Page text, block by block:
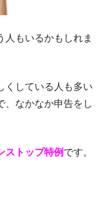
もいるかもしれま
くしている人も多い
、なかなか申告をし
ストップ特例 です。